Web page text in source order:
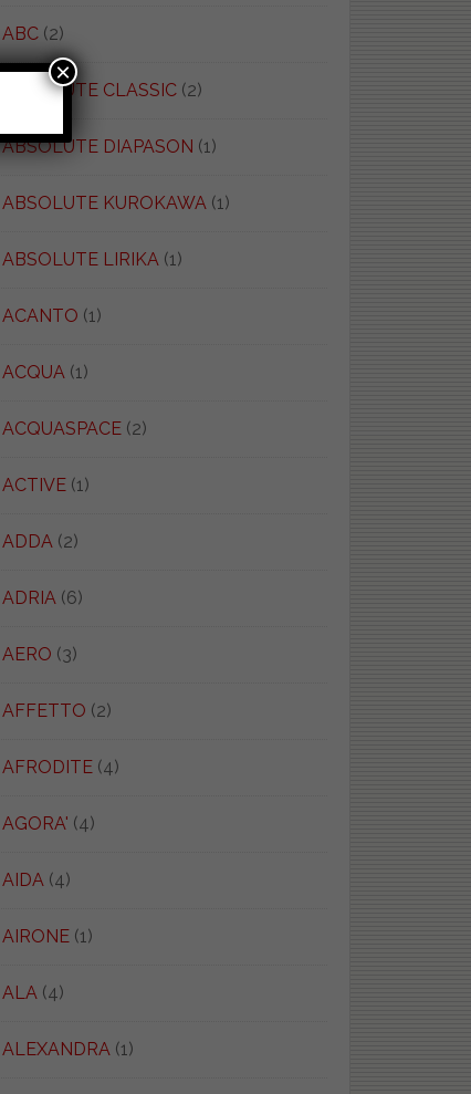
ABC(2)
ABSOLUTE CLASSIC(2)
ABSOLUTE DIAPASON (1)
ABSOLUTE KUROKAWA(1)
ABSOLUTE LIRIKA(1)
ACANTO (1)
ACQUA(1)
ACQUASPACE(2)
ACTIVE(1)
ADDA(2)
ADRIA(6)
AERO (3)
AFFETTO (2)
AFRODITE(4)
AGORA' (4)
AIDA(4)
AIRONE(1)
ALA(4)
ALEXANDRA(1)
×